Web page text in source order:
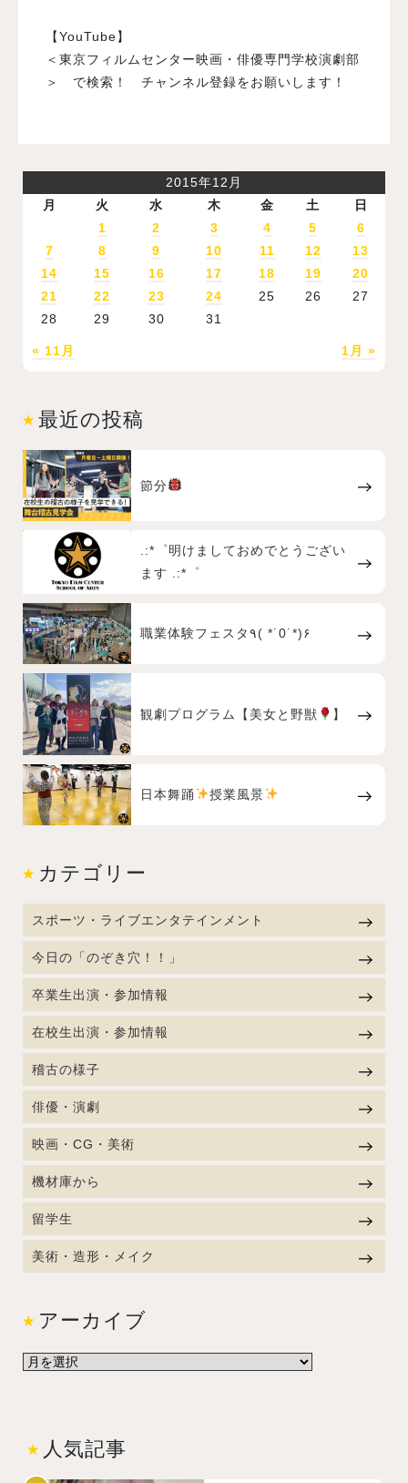
【YouTube】
＜東京フィルムセンター映画・俳優専門学校演劇部
＞ で検索！ チャンネル登録をお願いします！
2015年12月
月
火 水 木 金 土 日
« 11月 1月 »
1 2 3 4 5
6
7
8 9 10 11 12
13
14
15 16 17 18 19
20
21
22 23 24 25 26
27
28
29 30 31
最近の投稿
節分
.:*゜明けましておめでとうござい
ます .:*゜
職業体験フェスタ٩( *˙0˙*)۶
観劇プログラム【美女と野獣 】
日本舞踊 授業風景
カテゴリー
スポーツ・ライブエンタテインメント
今日の「のぞき穴！！」
卒業生出演・参加情報
在校生出演・参加情報
稽古の様子
俳優・演劇
映画・CG・美術
機材庫から
留学生
美術・造形・メイク
アーカイブ
人気記事